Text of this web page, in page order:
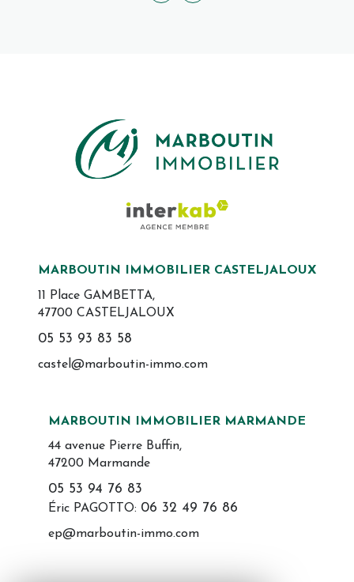
MARBOUTIN IMMOBILIER CASTELJALOUX
11 Place GAMBETTA,
47700 CASTELJALOUX
05 53 93 83 58
castel@marboutin-immo.com
MARBOUTIN IMMOBILIER MARMANDE
44 avenue Pierre Buffin,
47200 Marmande
05 53 94 76 83
Éric PAGOTTO: 06 32 49 76 86
ep@marboutin-immo.com